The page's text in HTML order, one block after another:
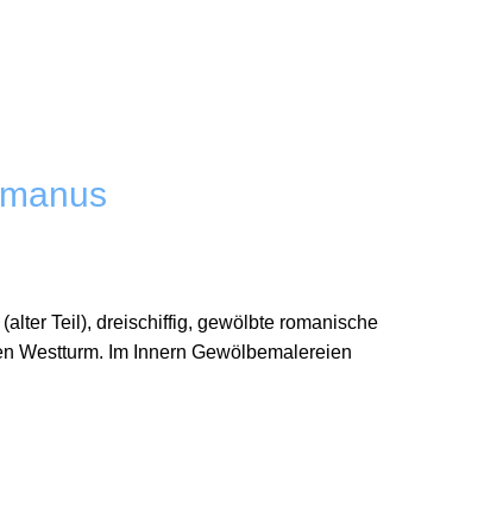
Teil), dreischiffig, gewölbte romanische
Westturm. Im Innern Gewölbemalereien